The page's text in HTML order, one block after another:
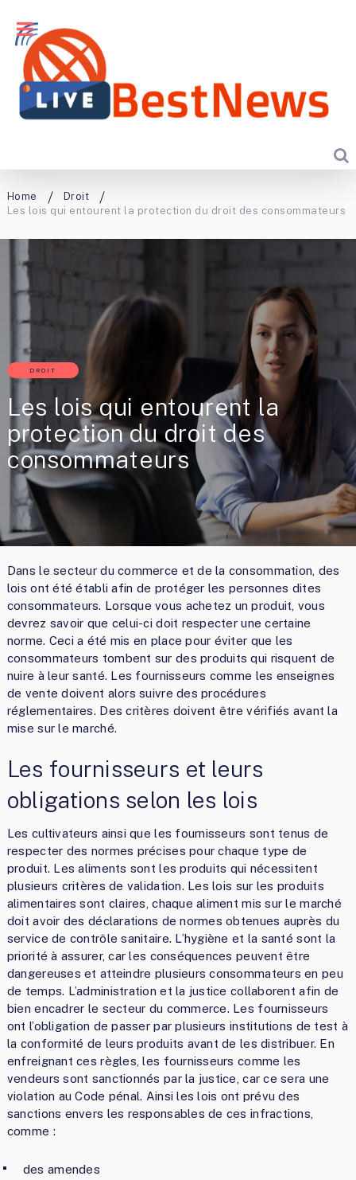
Home
Droit
Les lois qui entourent la protection du droit des consommateurs
DROIT
Les lois qui entourent la
protection du droit des
consommateurs
Dans le secteur du commerce et de la consommation, des
lois ont été établi afin de protéger les personnes dites
consommateurs. Lorsque vous achetez un produit, vous
devrez savoir que celui-ci doit respecter une certaine
norme. Ceci a été mis en place pour éviter que les
consommateurs tombent sur des produits qui risquent de
nuire à leur santé. Les fournisseurs comme les enseignes
de vente doivent alors suivre des procédures
réglementaires. Des critères doivent être vérifiés avant la
mise sur le marché.
Les fournisseurs et leurs
obligations selon les lois
Les cultivateurs ainsi que les fournisseurs sont tenus de
respecter des normes précises pour chaque type de
produit. Les aliments sont les produits qui nécessitent
plusieurs critères de validation. Les lois sur les produits
alimentaires sont claires, chaque aliment mis sur le marché
doit avoir des déclarations de normes obtenues auprès du
service de contrôle sanitaire. L’hygiène et la santé sont la
priorité à assurer, car les conséquences peuvent être
dangereuses et atteindre plusieurs consommateurs en peu
de temps. L’administration et la justice collaborent afin de
bien encadrer le secteur du commerce. Les fournisseurs
ont l’obligation de passer par plusieurs institutions de test à
la conformité de leurs produits avant de les distribuer. En
enfreignant ces règles, les fournisseurs comme les
vendeurs sont sanctionnés par la justice, car ce sera une
violation au Code pénal. Ainsi les lois ont prévu des
sanctions envers les responsables de ces infractions,
comme :
des amendes